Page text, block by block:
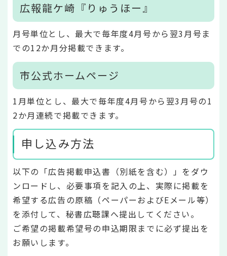
広報龍ケ崎『りゅうほー』
月号単位とし、最大で毎年度4月号から翌3月号ま
での12か月分掲載できます。
市公式ホームページ
1月単位とし、最大で毎年度4月号から翌3月号の1
2か月連続で掲載できます。
申し込み方法
以下の「広告掲載申込書（別紙を含む）」をダウ
ンロードし、必要事項を記入の上、実際に掲載を
希望する広告の原稿（ペーパーおよびEメール等）
を添付して、秘書広聴課へ提出してください。
ご希望の掲載希望号の申込期限までに必ず提出を
お願いします。